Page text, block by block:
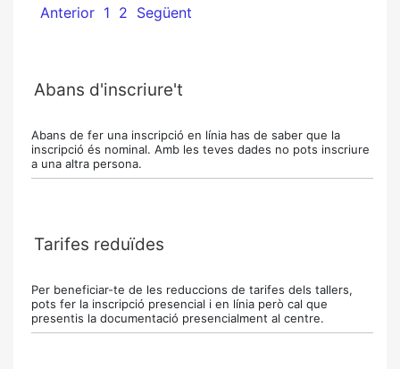
Anterior 1 2 Següent
Abans d'inscriure't
Abans de fer una inscripció en línia has de saber que la
inscripció és nominal. Amb les teves dades no pots inscriure
a una altra persona.
Tarifes reduïdes
Per beneficiar-te de les reduccions de tarifes dels tallers,
pots fer la inscripció presencial i en línia però cal que
presentis la documentació presencialment al centre.